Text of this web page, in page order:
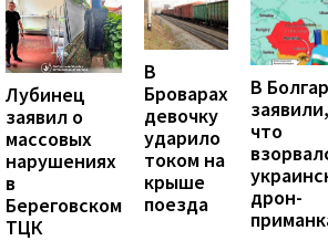
Лубинец
заявил о
массовых
нарушениях
в
Береговском
ТЦК
В
Броварах
девочку
ударило
током на
крыше
поезда
В
заявили,
что
дрон-